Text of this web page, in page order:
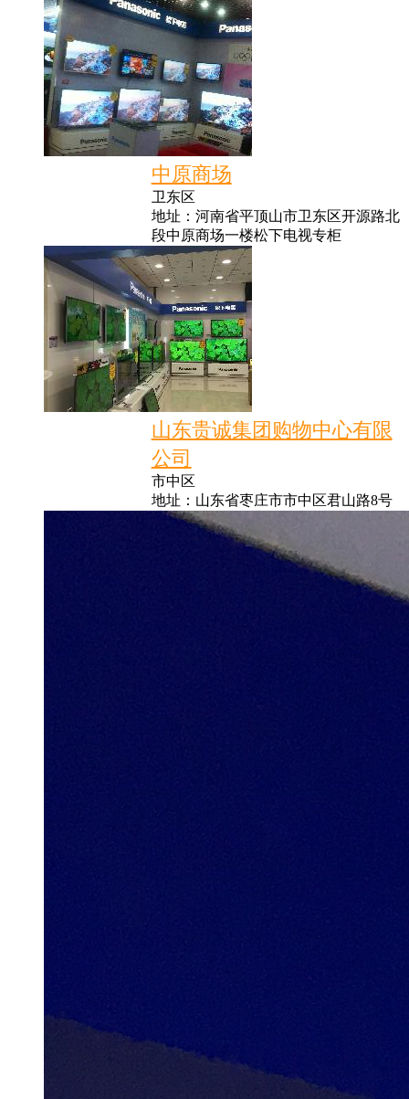
中原商场
卫东区
地址：河南省平顶山市卫东区开源路北
段中原商场一楼松下电视专柜
山东贵诚集团购物中心有限
公司
市中区
地址：山东省枣庄市市中区君山路8号